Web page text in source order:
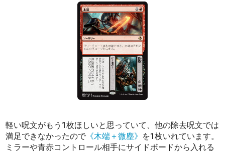
軽い呪文がもう1枚ほしいと思っていて、他の除去呪文では
満足できなかったので 《木端＋微塵》 を1枚いれています。
ミラーや青赤コントロール相手にサイドボードから入れる